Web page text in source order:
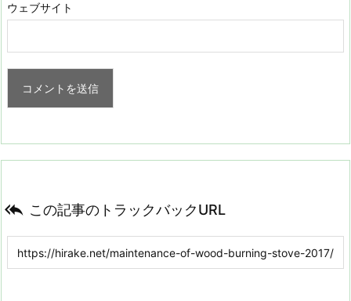
ウェブサイト
 この記事のトラックバックURL